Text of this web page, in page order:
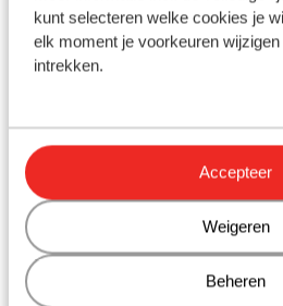
kunt selecteren welke cookies je
elk moment je voorkeuren
intrekken.
Accepteer
Weigeren
Beheren
Luchthaven: 110 km
Bushalte: 200 m
Pinautomaat: 10 km
Restaurant: 500 m
Andere
Appartementen Elounda Colour